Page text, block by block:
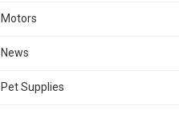
Motors
News
Pet Supplies